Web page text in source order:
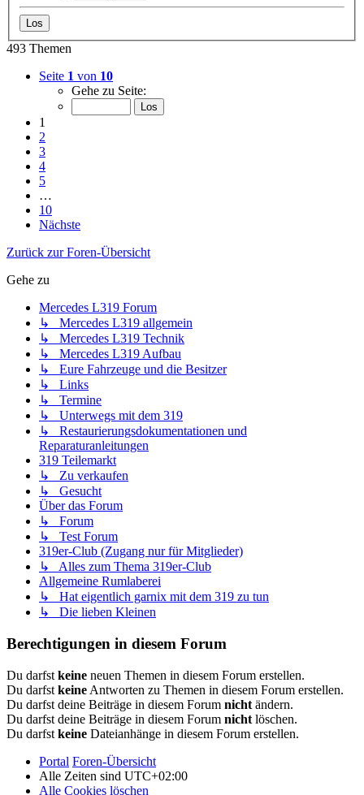
493 Themen
Seite 1 von 10
Gehe zu Seite:
1
2
3
4
5
…
10
Nächste
Zurück zur Foren-Übersicht
Gehe zu
Mercedes L319 Forum
↳ Mercedes L319 allgemein
↳ Mercedes L319 Technik
↳ Mercedes L319 Aufbau
↳ Eure Fahrzeuge und die Besitzer
↳ Links
↳ Termine
↳ Unterwegs mit dem 319
↳ Restaurierungsdokumentationen und
Reparaturanleitungen
319 Teilemarkt
↳ Zu verkaufen
↳ Gesucht
Über das Forum
↳ Forum
↳ Test Forum
319er-Club (Zugang nur für Mitglieder)
↳ Alles zum Thema 319er-Club
Allgemeine Rumlaberei
↳ Hat eigentlich garnix mit dem 319 zu tun
↳ Die lieben Kleinen
Berechtigungen in diesem Forum
Du darfst keine neuen Themen in diesem Forum erstellen.
Du darfst keine Antworten zu Themen in diesem Forum erstellen.
Du darfst deine Beiträge in diesem Forum nicht ändern.
Du darfst deine Beiträge in diesem Forum nicht löschen.
Du darfst keine Dateianhänge in diesem Forum erstellen.
Portal Foren-Übersicht
Alle Zeiten sind UTC+02:00
Alle Cookies löschen